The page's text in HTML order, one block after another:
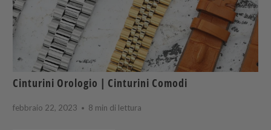
Cinturini Orologio | Cinturini Comodi
febbraio 22, 2023 8 min di lettura